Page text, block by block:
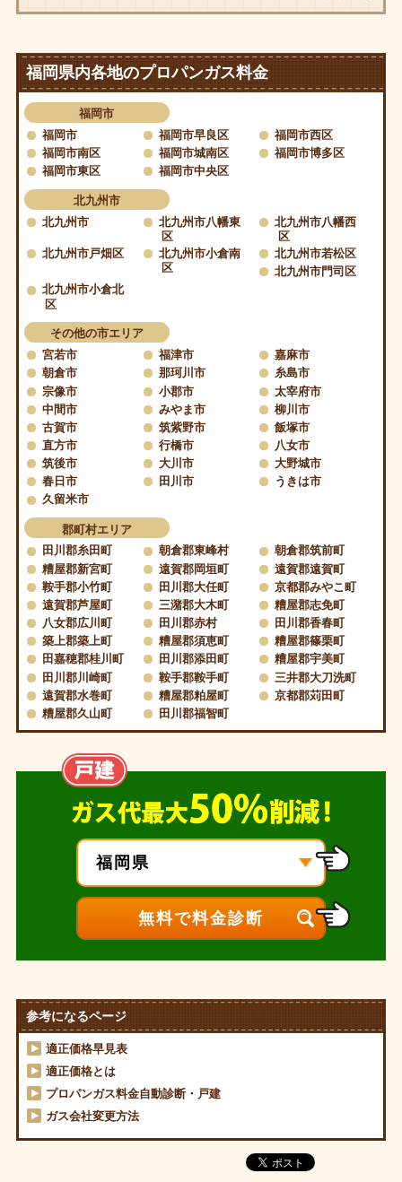
福岡県内各地のプロパンガス料金
福岡市
福岡市
福岡市早良区
福岡市西区
福岡市南区
福岡市城南区
福岡市博多区
福岡市東区
福岡市中央区
北九州市
北九州市
北九州市八幡東
区
北九州市八幡西
区
北九州市戸畑区
北九州市小倉南
区
北九州市若松区
北九州市門司区
北九州市小倉北
区
その他の市エリア
宮若市
福津市
嘉麻市
朝倉市
那珂川市
糸島市
宗像市
小郡市
太宰府市
中間市
みやま市
柳川市
古賀市
筑紫野市
飯塚市
直方市
行橋市
八女市
筑後市
大川市
大野城市
春日市
田川市
うきは市
久留米市
郡町村エリア
田川郡糸田町
朝倉郡東峰村
朝倉郡筑前町
糟屋郡新宮町
遠賀郡岡垣町
遠賀郡遠賀町
鞍手郡小竹町
田川郡大任町
京都郡みやこ町
遠賀郡芦屋町
三潴郡大木町
糟屋郡志免町
八女郡広川町
田川郡赤村
田川郡香春町
築上郡築上町
糟屋郡須恵町
糟屋郡篠栗町
田嘉穂郡桂川町
田川郡添田町
糟屋郡宇美町
田川郡川崎町
鞍手郡鞍手町
三井郡大刀洗町
遠賀郡水巻町
糟屋郡粕屋町
京都郡苅田町
糟屋郡久山町
田川郡福智町
参考になるページ
適正価格早見表
適正価格とは
プロパンガス料金自動診断・戸建
ガス会社変更方法